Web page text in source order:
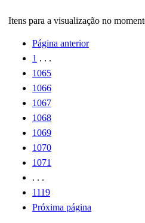
Itens para a visualização no
Página anterior
1 . . .
1065
1066
1067
1068
1069
1070
1071
. . .
1119
Próxima página